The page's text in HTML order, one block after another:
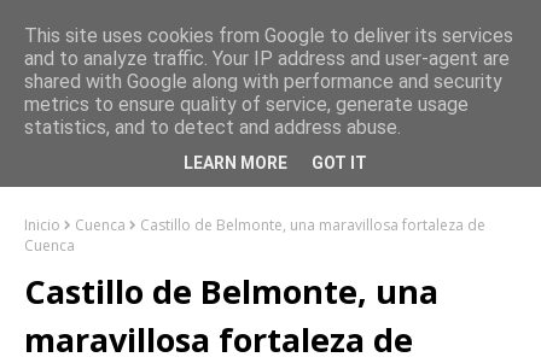
Inicio Cuenca
Castillo de Belmonte, una maravillosa fortaleza de
Cuenca
Castillo de Belmonte, una
maravillosa fortaleza de
This site uses cookies from Google to deliver its services
and to analyze traffic. Your IP address and user-agent are
shared with Google along with performance and security
metrics to ensure quality of service, generate usage
statistics, and to detect and address abuse.
LEARN MORE GOT IT